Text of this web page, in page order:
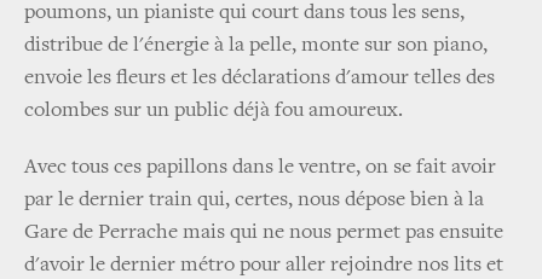
poumons, un pianiste qui court dans tous les sens,
distribue de l'énergie à la pelle, monte sur son piano,
envoie les fleurs et les déclarations d'amour telles des
colombes sur un public déjà fou amoureux.
Avec tous ces papillons dans le ventre, on se fait avoir
par le dernier train qui, certes, nous dépose bien à la
Gare de Perrache mais qui ne nous permet pas ensuite
d'avoir le dernier métro pour aller rejoindre nos lits et